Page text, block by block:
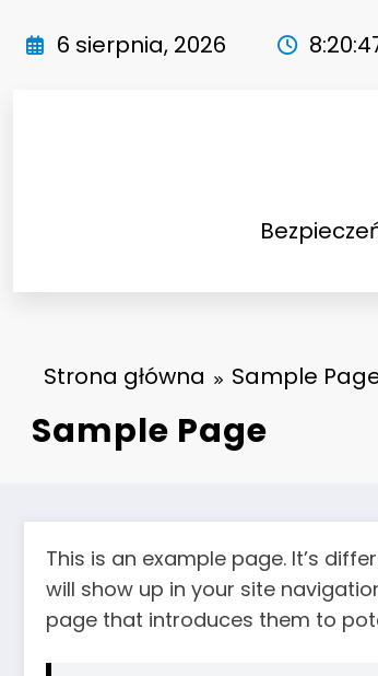
6 sierpnia, 2026
Strona główna Sample
Sample Page
This is an example page. It’s
will show up in your site
page that introduces them to